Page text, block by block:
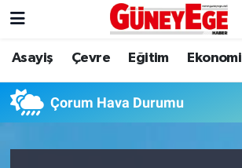
Asayiş Çevre Eğitim Ekonomi
Çorum Hava Durumu
Asayiş
Çevre
İstanbul Hava Durumu
İstanbul Trafik Yoğunluk Haritası